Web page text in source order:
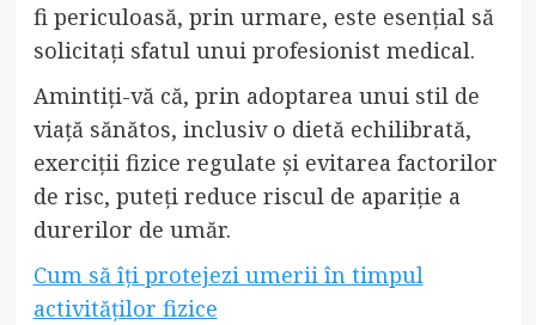
fi periculoasă, prin urmare, este esențial să
solicitați sfatul unui profesionist medical.
Amintiți-vă că, prin adoptarea unui stil de
viață sănătos, inclusiv o dietă echilibrată,
exerciții fizice regulate și evitarea factorilor
de risc, puteți reduce riscul de apariție a
durerilor de umăr.
Cum să îți protejezi umerii în timpul
activităților fizice